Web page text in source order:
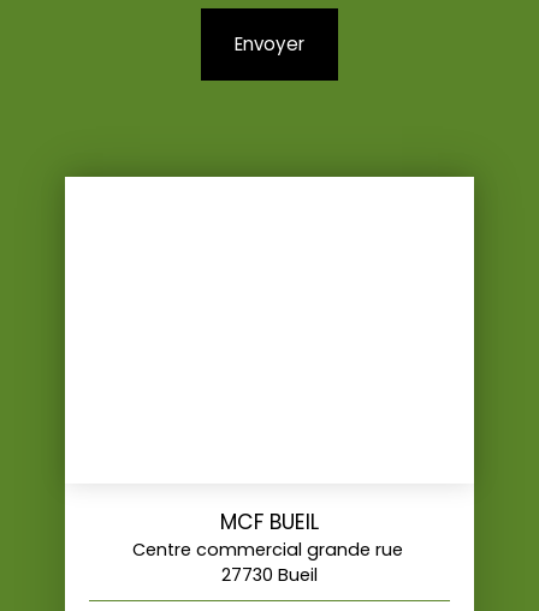
Envoyer
MCF BUEIL
Centre commercial grande rue
27730 Bueil